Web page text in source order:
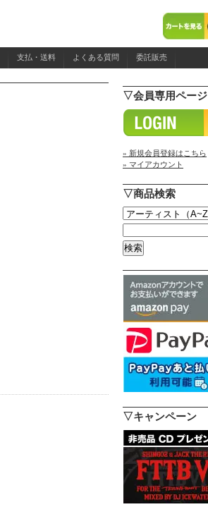
支払・送料 よくある質問 委託販売
▽会員専用ページ
» 新規会員登録はこちら
» マイアカウント
▽商品検索
▽キャンペーン